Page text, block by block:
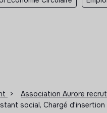
> Association Aurore
social, Chargé